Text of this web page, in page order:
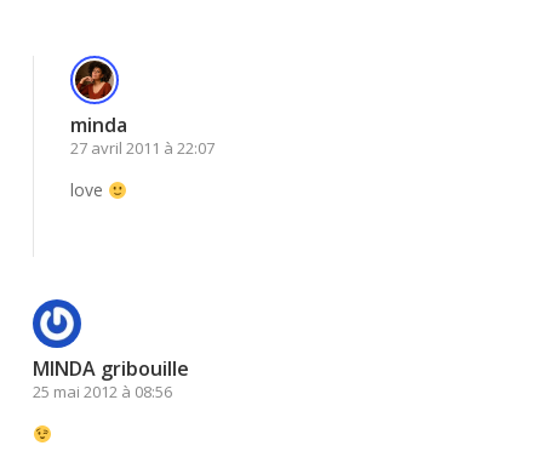
minda
27 avril 2011 à 22:07
love
MINDA gribouille
25 mai 2012 à 08:56